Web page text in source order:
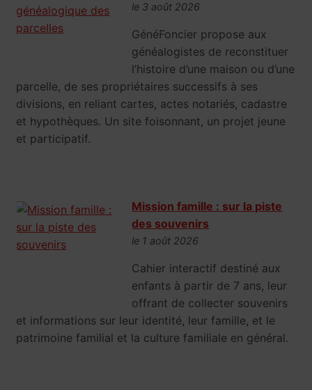
le 3 août 2026
GénéFoncier propose aux
généalogistes de reconstituer
l’histoire d’une maison ou d’une
parcelle, de ses propriétaires successifs à ses
divisions, en reliant cartes, actes notariés, cadastre
et hypothèques. Un site foisonnant, un projet jeune
et participatif.
Mission famille : sur la piste
des souvenirs
le 1 août 2026
Cahier interactif destiné aux
enfants à partir de 7 ans, leur
offrant de collecter souvenirs
et informations sur leur identité, leur famille, et le
patrimoine familial et la culture familiale en général.